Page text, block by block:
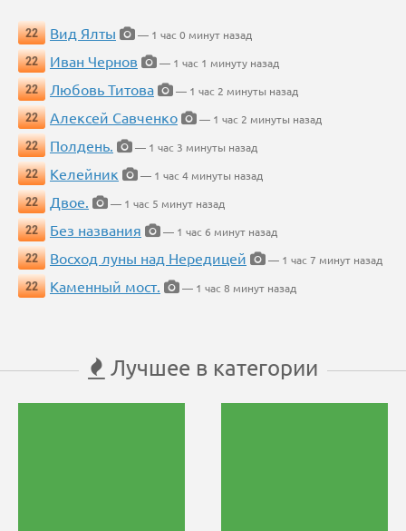
22 Вид Ялты
— 1 час 0 минут назад
22
Иван Чернов
— 1 час 1 минуту назад
22
Любовь Титова
— 1 час 2 минуты назад
22
Алексей Савченко
— 1 час 2 минуты назад
22
Полдень.
— 1 час 3 минуты назад
22
Келейник
— 1 час 4 минуты назад
22
Двое.
— 1 час 5 минут назад
22
Без названия
— 1 час 6 минут назад
22
Восход луны над Нередицей
— 1 час 7 минут назад
22
Каменный мост. — 1 час 8 минут назад
Лучшее в категории